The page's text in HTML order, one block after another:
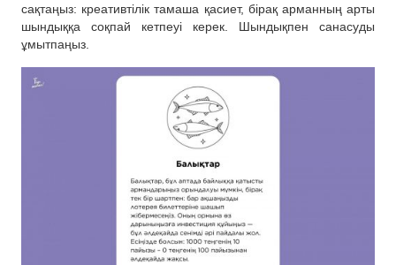
сақтаңыз: креативтілік тамаша қасиет, бірақ арманның арты
шындыққа соқпай кетпеуі керек. Шындықпен санасуды
ұмытпаңыз.